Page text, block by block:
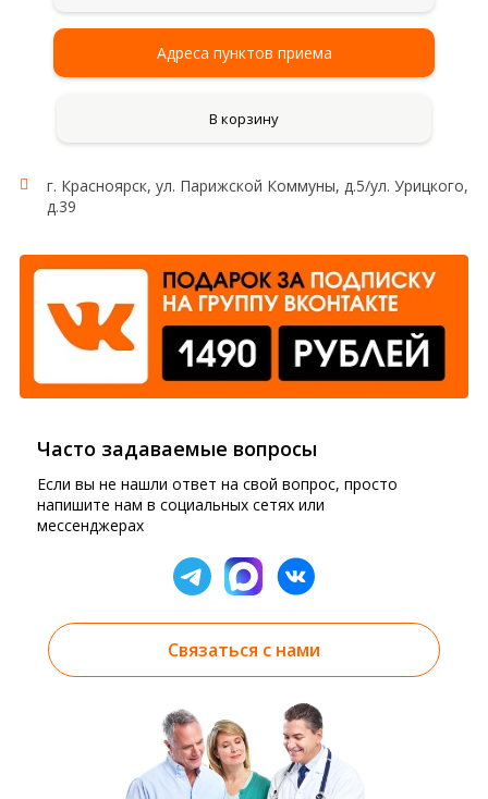
Адреса пунктов приема
В корзину
г. Красноярск, ул. Парижской Коммуны, д.5/ул. Урицкого,
д.39
Часто задаваемые вопросы
Если вы не нашли ответ на свой вопрос, просто
напишите нам в социальных сетях или
мессенджерах
Связаться с нами